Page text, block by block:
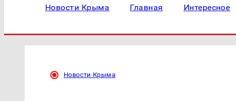
Новости Крыма Главная Интересное
Новости Крыма